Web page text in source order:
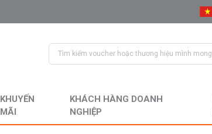
KHUYẾN
MÃI
KHÁCH HÀNG DOANH
NGHIỆP